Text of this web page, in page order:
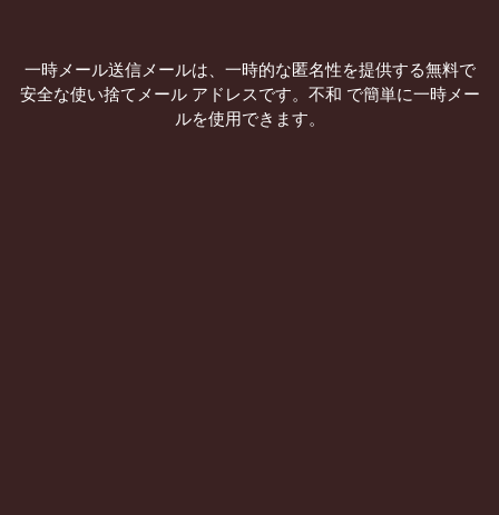
一時メール送信メールは、一時的な匿名性を提供する無料で
安全な使い捨てメール アドレスです。不和 で簡単に一時メー
ルを使用できます。